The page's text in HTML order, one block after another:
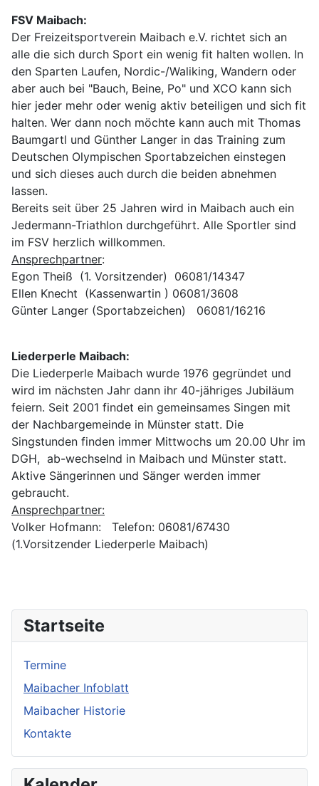
Startseite
Termine
Maibacher Infoblatt
Maibacher Historie
Kontakte
FSV Maibach:
Der Freizeitsportverein Maibach e.V. richtet sich an
alle die sich durch Sport ein wenig fit halten wollen. In
den Sparten Laufen, Nordic-/Waliking, Wandern oder
aber auch bei "Bauch, Beine, Po" und XCO kann sich
hier jeder mehr oder wenig aktiv beteiligen und sich fit
halten. Wer dann noch möchte kann auch mit Thomas
Baumgartl und Günther Langer in das Training zum
Deutschen Olympischen Sportabzeichen einstegen
und sich dieses auch durch die beiden abnehmen
lassen.
Bereits seit über 25 Jahren wird in Maibach auch ein
Jedermann-Triathlon durchgeführt. Alle Sportler sind
im FSV herzlich willkommen.
Ansprechpartner:
Egon Theiß (1. Vorsitzender) 06081/14347
Ellen Knecht (Kassenwartin ) 06081/3608
Günter Langer (Sportabzeichen) 06081/16216
Liederperle Maibach:
Die Liederperle Maibach wurde 1976 gegründet und
wird im nächsten Jahr dann ihr 40-jähriges Jubiläum
feiern. Seit 2001 findet ein gemeinsames Singen mit
der Nachbargemeinde in Münster statt. Die
Singstunden finden immer Mittwochs um 20.00 Uhr im
DGH, ab-wechselnd in Maibach und Münster statt.
Aktive Sängerinnen und Sänger werden immer
gebraucht.
Ansprechpartner:
Volker Hofmann: Telefon: 06081/67430
(1.Vorsitzender Liederperle Maibach)